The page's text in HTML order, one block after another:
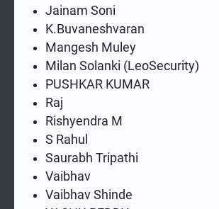
Jainam Soni
K.Buvaneshvaran
Mangesh Muley
Milan Solanki (LeoSecurity)
PUSHKAR KUMAR
Raj
Rishyendra M
S Rahul
Saurabh Tripathi
Vaibhav
Vaibhav Shinde